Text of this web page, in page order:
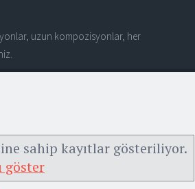
uzun kompozisyonlar, her
sahip kayıtlar gösteriliyor.
göster